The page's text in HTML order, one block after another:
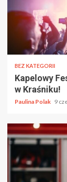
BEZ KATEGORII
Kapelowy
w Kraśniku!
Paulina Polak 9